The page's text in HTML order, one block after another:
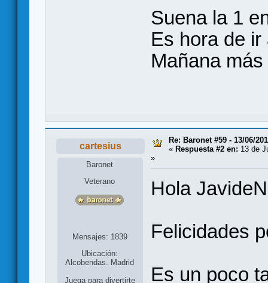
Suena la 1
Es hora de ir
Mañana
cartesius
Baronet
Veterano
Mensajes: 1839
Ubicación:
Alcobendas. Madrid
Juega para divertirte
Re: Baronet #59 - 13/06/
« Respuesta #2 en: 13 de
»
Hola
Felicidades
Es un poco